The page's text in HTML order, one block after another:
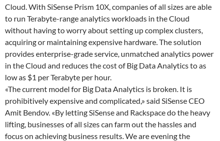
Cloud. With SiSense Prism 10X, companies of all sizes are able
to run Terabyte-range analytics workloads in the Cloud
without having to worry about setting up complex clusters,
acquiring or maintaining expensive hardware. The solution
provides enterprise-grade service, unmatched analytics power
in the Cloud and reduces the cost of Big Data Analytics to as
low as $1 per Terabyte per hour.
«The current model for Big Data Analytics is broken. It is
prohibitively expensive and complicated,» said SiSense CEO
Amit Bendov. «By letting SiSense and Rackspace do the heavy
lifting, businesses of all sizes can farm out the hassles and
focus on achieving business results. We are evening the